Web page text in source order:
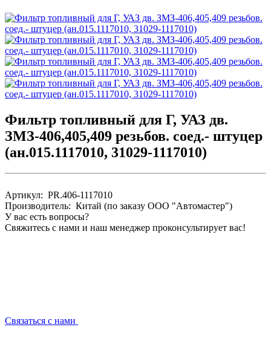
Фильтр топливный для Г, УАЗ дв.
ЗМЗ-406,405,409 резьбов. соед.- штуцер
(ан.015.1117010, 31029-1117010)
Артикул: PR.406-1117010
Производитель: Китай (по заказу ООО "Автомастер")
У вас есть вопросы?
Свяжитесь с нами и наш менеджер проконсультирует вас!
Связаться с нами